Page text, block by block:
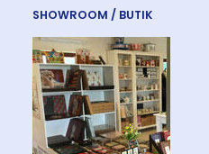
SHOWROOM / BUTIK